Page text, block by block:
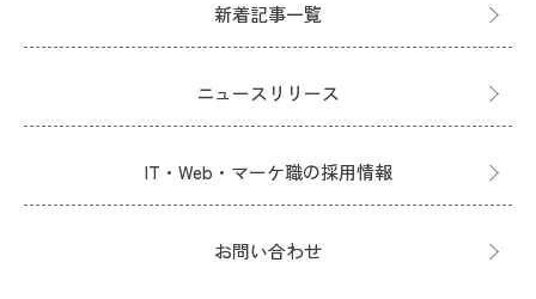
新着記事一覧
ニュースリリース
IT・Web・マーケ職の採用情報
お問い合わせ